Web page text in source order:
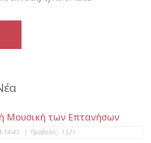
Μουσική των Επτανήσων
14:43 | Προβολές: 1321